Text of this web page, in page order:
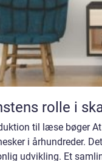
rolle i
til læse bøger
i århundreder.
udvikling. Et